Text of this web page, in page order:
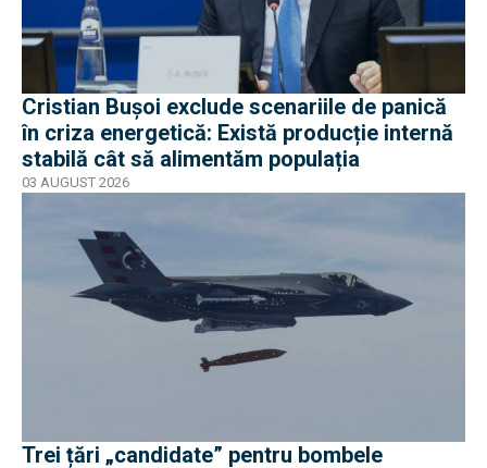
Cristian Bușoi exclude scenariile de panică
în criza energetică: Există producție internă
stabilă cât să alimentăm populația
03 AUGUST 2026
Trei țări „candidate” pentru bombele